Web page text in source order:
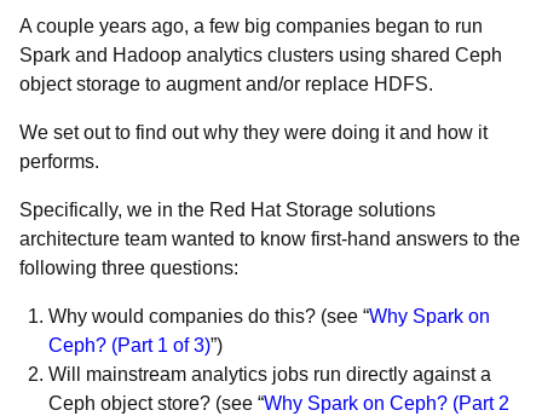
A couple years ago, a few big companies began to run
Spark and Hadoop analytics clusters using shared Ceph
object storage to augment and/or replace HDFS.
We set out to find out why they were doing it and how it
performs.
Specifically, we in the Red Hat Storage solutions
architecture team wanted to know first-hand answers to the
following three questions:
Why would companies do this? (see “Why Spark on
Ceph? (Part 1 of 3)”)
Will mainstream analytics jobs run directly against a
Ceph object store? (see “Why Spark on Ceph? (Part 2